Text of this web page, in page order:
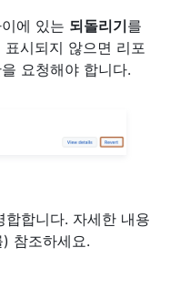
에 있는 되돌리기를
표시되지 않으면 리포
요청해야 합니다.
합니다. 자세한 내용
참조하세요.